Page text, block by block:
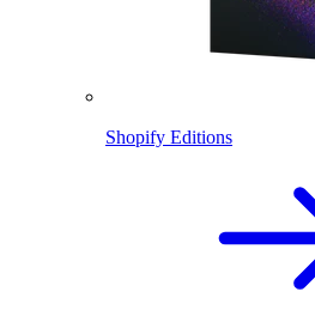
Shopify Editions